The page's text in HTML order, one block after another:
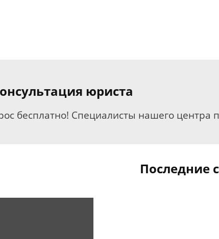
юриста
бесплатно! Специалисты нашего центра
Последние